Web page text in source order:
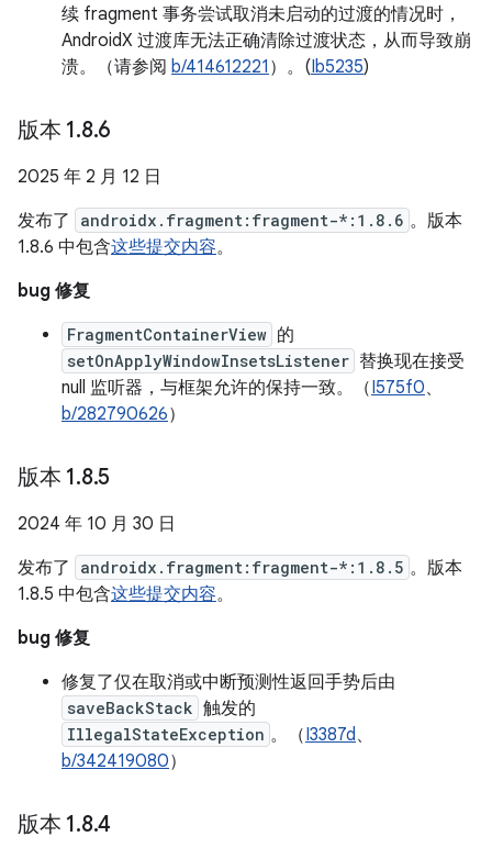
续 fragment 事务尝试取消未启动的过渡的情况时，
AndroidX 过渡库无法正确清除过渡状态，从而导致崩
溃。（请参阅 b/414612221 ）。(Ib5235)
版本 1.8.6
2025 年 2 月 12 日
发布了
androidx.fragment:fragment-*:1.8.6 。版本
1.8.6 中包含这些提交内容。
bug 修复
FragmentContainerView 的
setOnApplyWindowInsetsListener 替换现在接受
null 监听器，与框架允许的保持一致。（I575f0、
b/282790626）
版本 1.8.5
2024 年 10 月 30 日
发布了
androidx.fragment:fragment-*:1.8.5 。版本
1.8.5 中包含这些提交内容。
bug 修复
修复了仅在取消或中断预测性返回手势后由
saveBackStack 触发的
IllegalStateException 。（I3387d、
b/342419080）
版本 1.8.4